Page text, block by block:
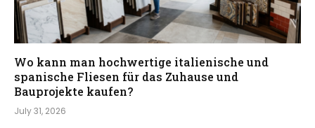
Wo kann man hochwertige italienische und
spanische Fliesen für das Zuhause und
Bauprojekte kaufen?
July 31, 2026